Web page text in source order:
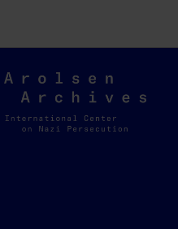
Arolsen
Archives